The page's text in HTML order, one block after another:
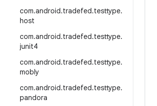
com.android.tradefed.testtype.
host
com.android.tradefed.testtype.
junit4
com.android.tradefed.testtype.
mobly
com.android.tradefed.testtype.
pandora